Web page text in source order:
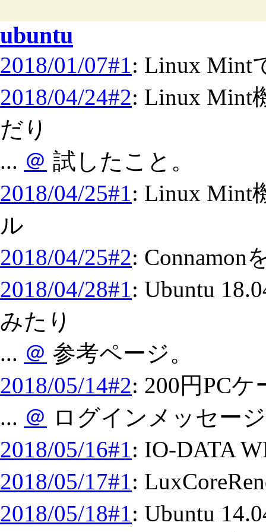
ubuntu
2018/01/07#1: Linux Mint
2018/04/24#2: Linux Mint
だり
... ＠ 試したこと。
2018/04/25#1: Linux Mint
ル
2018/04/25#2: Connamon
2018/04/28#1: Ubuntu
みたり
... ＠ 参考ページ。
2018/05/14#2: 200円PC
... ＠ ログインメッセー
2018/05/16#1: IO-DATA
2018/05/17#1:
2018/05/18#1: Ubuntu